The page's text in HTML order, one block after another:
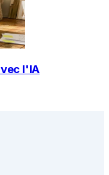
l'IA